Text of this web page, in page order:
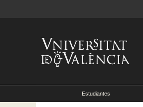
Estudiantes